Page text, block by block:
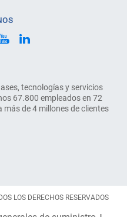
tecnologías y servicios
67.800 empleados en 72
más de 4 millones de clientes
LOS DERECHOS RESERVADOS